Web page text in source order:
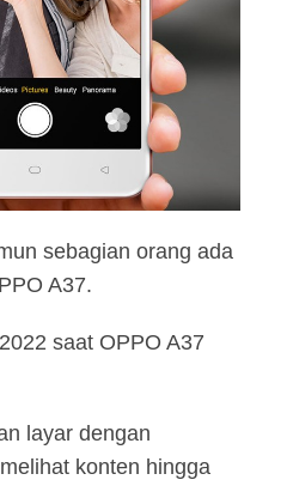
sebagian orang ada
A37.
saat OPPO A37
layar dengan
konten hingga